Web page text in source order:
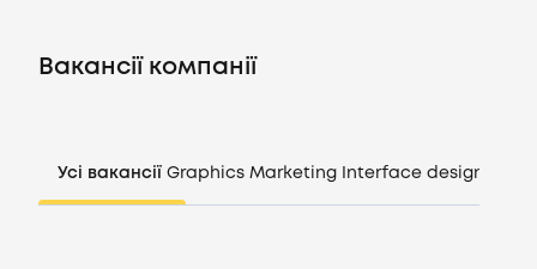
CV генератор
Вакансії компанії
Усі вакансії Graphics Marketing Interface design